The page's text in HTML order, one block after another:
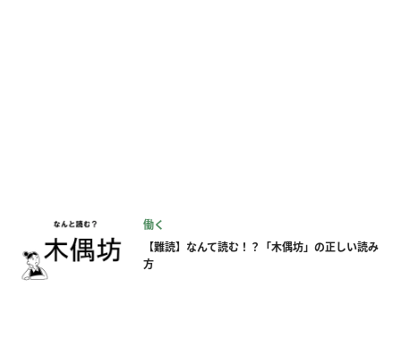
働く
【難読】なんて読む！？「木偶坊」の正しい読み
方